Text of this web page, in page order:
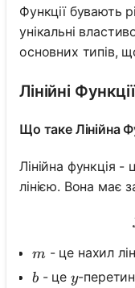
Функції бувають
унікальні
основних типів,
Лінійні Функції
Що таке Лінійна
Лінійна функція -
лінією. Вона має
m
m- це нахил
b
b- це y
y-перетин